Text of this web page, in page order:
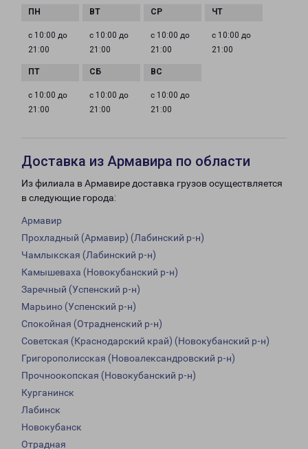
с 10:00 до
21:00
с 10:00 до
21:00
с 10:00 до
21:00
с 10:00 до
21:00
с 10:00 до
21:00
с 10:00 до
21:00
с 10:00 до
21:00
Доставка из Армавира по области
Из филиала в Армавире доставка грузов осуществляется
в следующие города:
Армавир
Прохладный (Армавир) (Лабинский р-н)
Чамлыкская (Лабинский р-н)
Камышеваха (Новокубанский р-н)
Заречный (Успенский р-н)
Марьино (Успенский р-н)
Спокойная (Отрадненский р-н)
Советская (Краснодарский край) (Новокубанский р-н)
Григорополисская (Новоалександровский р-н)
Прочноокопская (Новокубанский р-н)
Курганинск
Лабинск
Новокубанск
Отрадная